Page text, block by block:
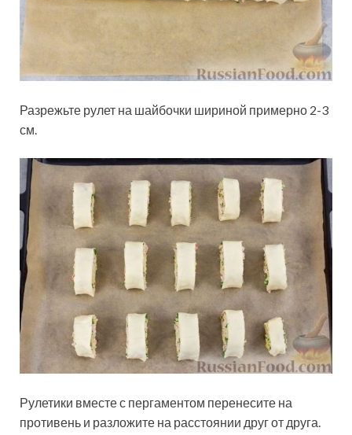
Разрежьте рулет на шайбочки шириной примерно 2-3
см.
Рулетики вместе с пергаментом перенесите на
противень и разложите на расстоянии друг от друга.